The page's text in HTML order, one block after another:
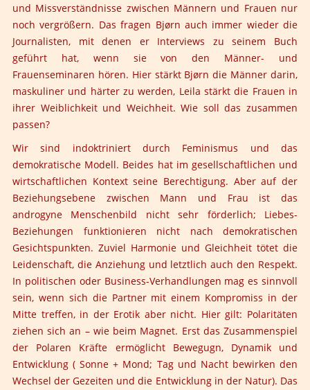
und Missverständnisse zwischen Männern und Frauen nur
noch vergrößern. Das fragen Bjørn auch immer wieder die
Journalisten, mit denen er Interviews zu seinem Buch
geführt hat, wenn sie von den Männer- und
Frauenseminaren hören. Hier stärkt Bjørn die Männer darin,
maskuliner und härter zu werden, Leila stärkt die Frauen in
ihrer Weiblichkeit und Weichheit. Wie soll das zusammen
passen?
Wir sind indoktriniert durch Feminismus und das
demokratische Modell. Beides hat im gesellschaftlichen und
wirtschaftlichen Kontext seine Berechtigung. Aber auf der
Beziehungsebene zwischen Mann und Frau ist das
androgyne Menschenbild nicht sehr förderlich; Liebes-
Beziehungen funktionieren nicht nach demokratischen
Gesichtspunkten. Zuviel Harmonie und Gleichheit tötet die
Leidenschaft, die Anziehung und letztlich auch den Respekt.
In politischen oder Business-Verhandlungen mag es sinnvoll
sein, wenn sich die Partner mit einem Kompromiss in der
Mitte treffen, in der Erotik aber nicht. Hier gilt: Polaritäten
ziehen sich an – wie beim Magnet. Erst das Zusammenspiel
der Polaren Kräfte ermöglicht Bewegugn, Dynamik und
Entwicklung ( Sonne + Mond; Tag und Nacht bewirken den
Wechsel der Gezeiten und die Entwicklung in der Natur). Das